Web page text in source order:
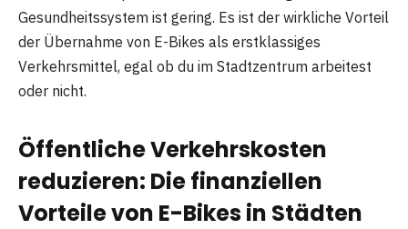
Gesundheitssystem ist gering. Es ist der wirkliche Vorteil
der Übernahme von E-Bikes als erstklassiges
Verkehrsmittel, egal ob du im Stadtzentrum arbeitest
oder nicht.
Öffentliche Verkehrskosten
reduzieren: Die finanziellen
Vorteile von E-Bikes in Städten